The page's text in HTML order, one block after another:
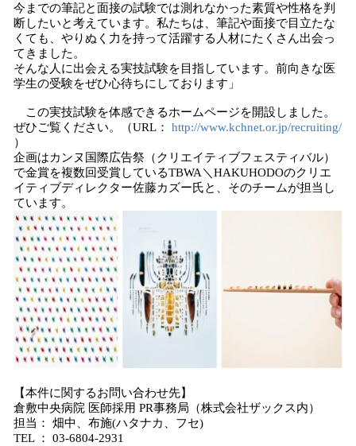
今までの筆記と面接の試験では測れなかった素質や性格を判
断したいと考えています。私たちは、筆記や面接で目立たな
くても、やりぬく力を持って活躍する人材にたくさん出会っ
てきました。
そんな人に出会える実技試験を目指しています。前向きな医
学生の受験をぜひ心待ちにしております」
この実技試験を体感できるホームページを開設しました。
ぜひご覧ください。（URL： http://www.kchnet.or.jp/recruiting/
）
企画はカンヌ国際広告祭（クリエイティブフェスティバル）
で金賞を複数回受賞しているTBWA＼HAKUHODOのクリエ
イティブディレクター佐藤カズー氏と、そのチームが担当し
ています。
【本件に関するお問い合わせ先】
倉敷中央病院 医師採用 PR事務局（株式会社ザックス内）
担当： 畑中、布施(ハタナカ、フセ)
TEL ： 03-6804-2931